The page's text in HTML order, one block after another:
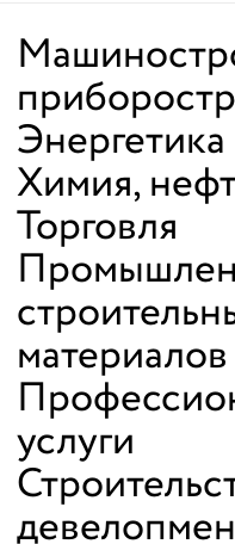
Энергетика
Химия,
Торговля
материалов
услуги